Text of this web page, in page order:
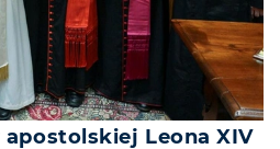
Leona XIV